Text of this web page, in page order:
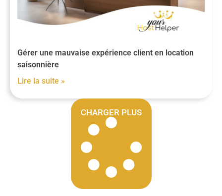
Gérer une mauvaise expérience client en location
saisonnière
Lire la suite »
CHARGER PLUS